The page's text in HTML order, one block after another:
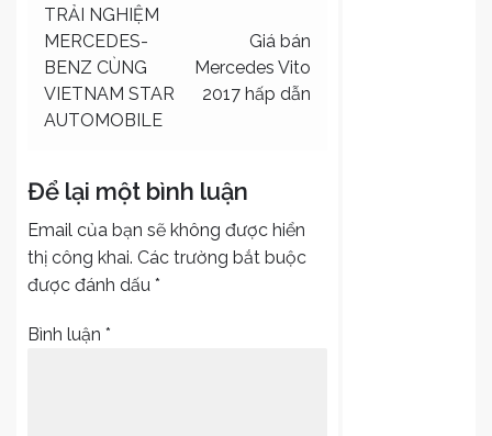
Điều
hướng
bài
viết
TRẢI NGHIỆM
MERCEDES-
BENZ CÙNG
VIETNAM STAR
AUTOMOBILE
Giá bán
Mercedes Vito
2017 hấp dẫn
Để lại một bình luận
Email của bạn sẽ không được hiển
thị công khai. Các trường bắt buộc
được đánh dấu *
Bình luận *